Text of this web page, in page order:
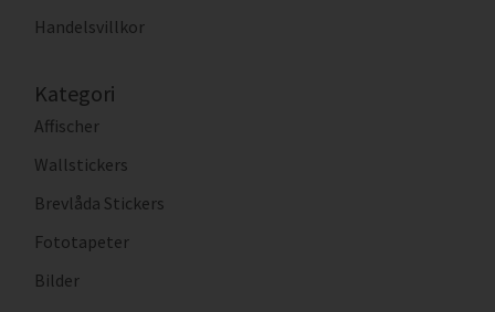
Handelsvillkor
Kategori
Affischer
Wallstickers
Brevlåda Stickers
Fototapeter
Bilder